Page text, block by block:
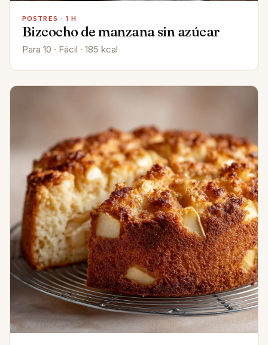
POSTRES · 1 H
Bizcocho de manzana sin azúcar
Para 10 · Fácil · 185 kcal